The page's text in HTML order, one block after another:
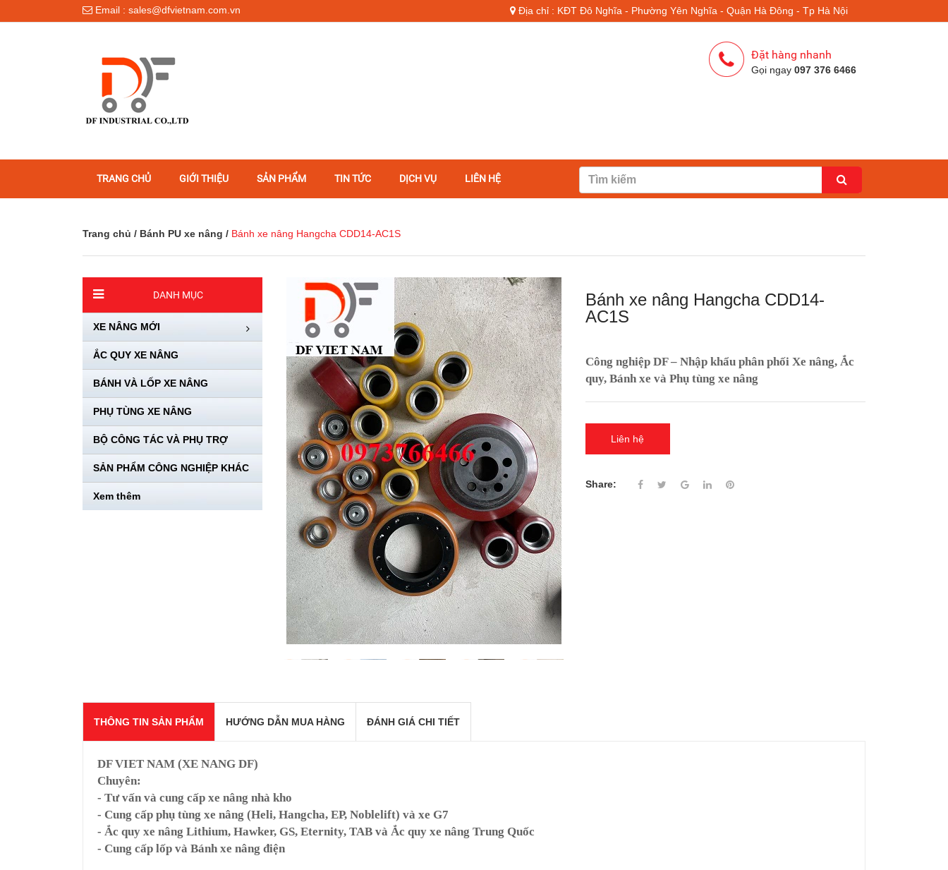
Email : sales@dfvietnam.com.vn Địa chỉ : KĐT Đô Nghĩa - Phường Yên Nghĩa - Quận Hà Đông - Tp Hà Nội
Đặt hàng nhanh
Gọi ngay 097 376 6466
TRANG CHỦ GIỚI THIỆU SẢN PHẨM TIN TỨC DỊCH VỤ LIÊN HỆ
Trang chủ / Bánh PU xe nâng / Bánh xe nâng Hangcha CDD14-AC1S
DANH MỤC
XE NÂNG MỚI
ẮC QUY XE NÂNG
BÁNH VÀ LỐP XE NÂNG
PHỤ TÙNG XE NÂNG
BỘ CÔNG TÁC VÀ PHỤ TRỢ
SẢN PHẨM CÔNG NGHIỆP KHÁC
Xem thêm
Bánh xe nâng Hangcha CDD14-
AC1S
Công nghiệp DF – Nhập khẩu phân phối Xe nâng, Ắc
quy, Bánh xe và Phụ tùng xe nâng
Liên hệ
Share:
THÔNG TIN SẢN PHẨM HƯỚNG DẪN MUA HÀNG ĐÁNH GIÁ CHI TIẾT
DF VIET NAM (XE NANG DF)
Chuyên:
- Tư vấn và cung cấp xe nâng nhà kho
- Cung cấp phụ tùng xe nâng (Heli, Hangcha, EP, Noblelift) và xe G7
- Ắc quy xe nâng Lithium, Hawker, GS, Eternity, TAB và Ắc quy xe nâng Trung Quốc
- Cung cấp lốp và Bánh xe nâng điện